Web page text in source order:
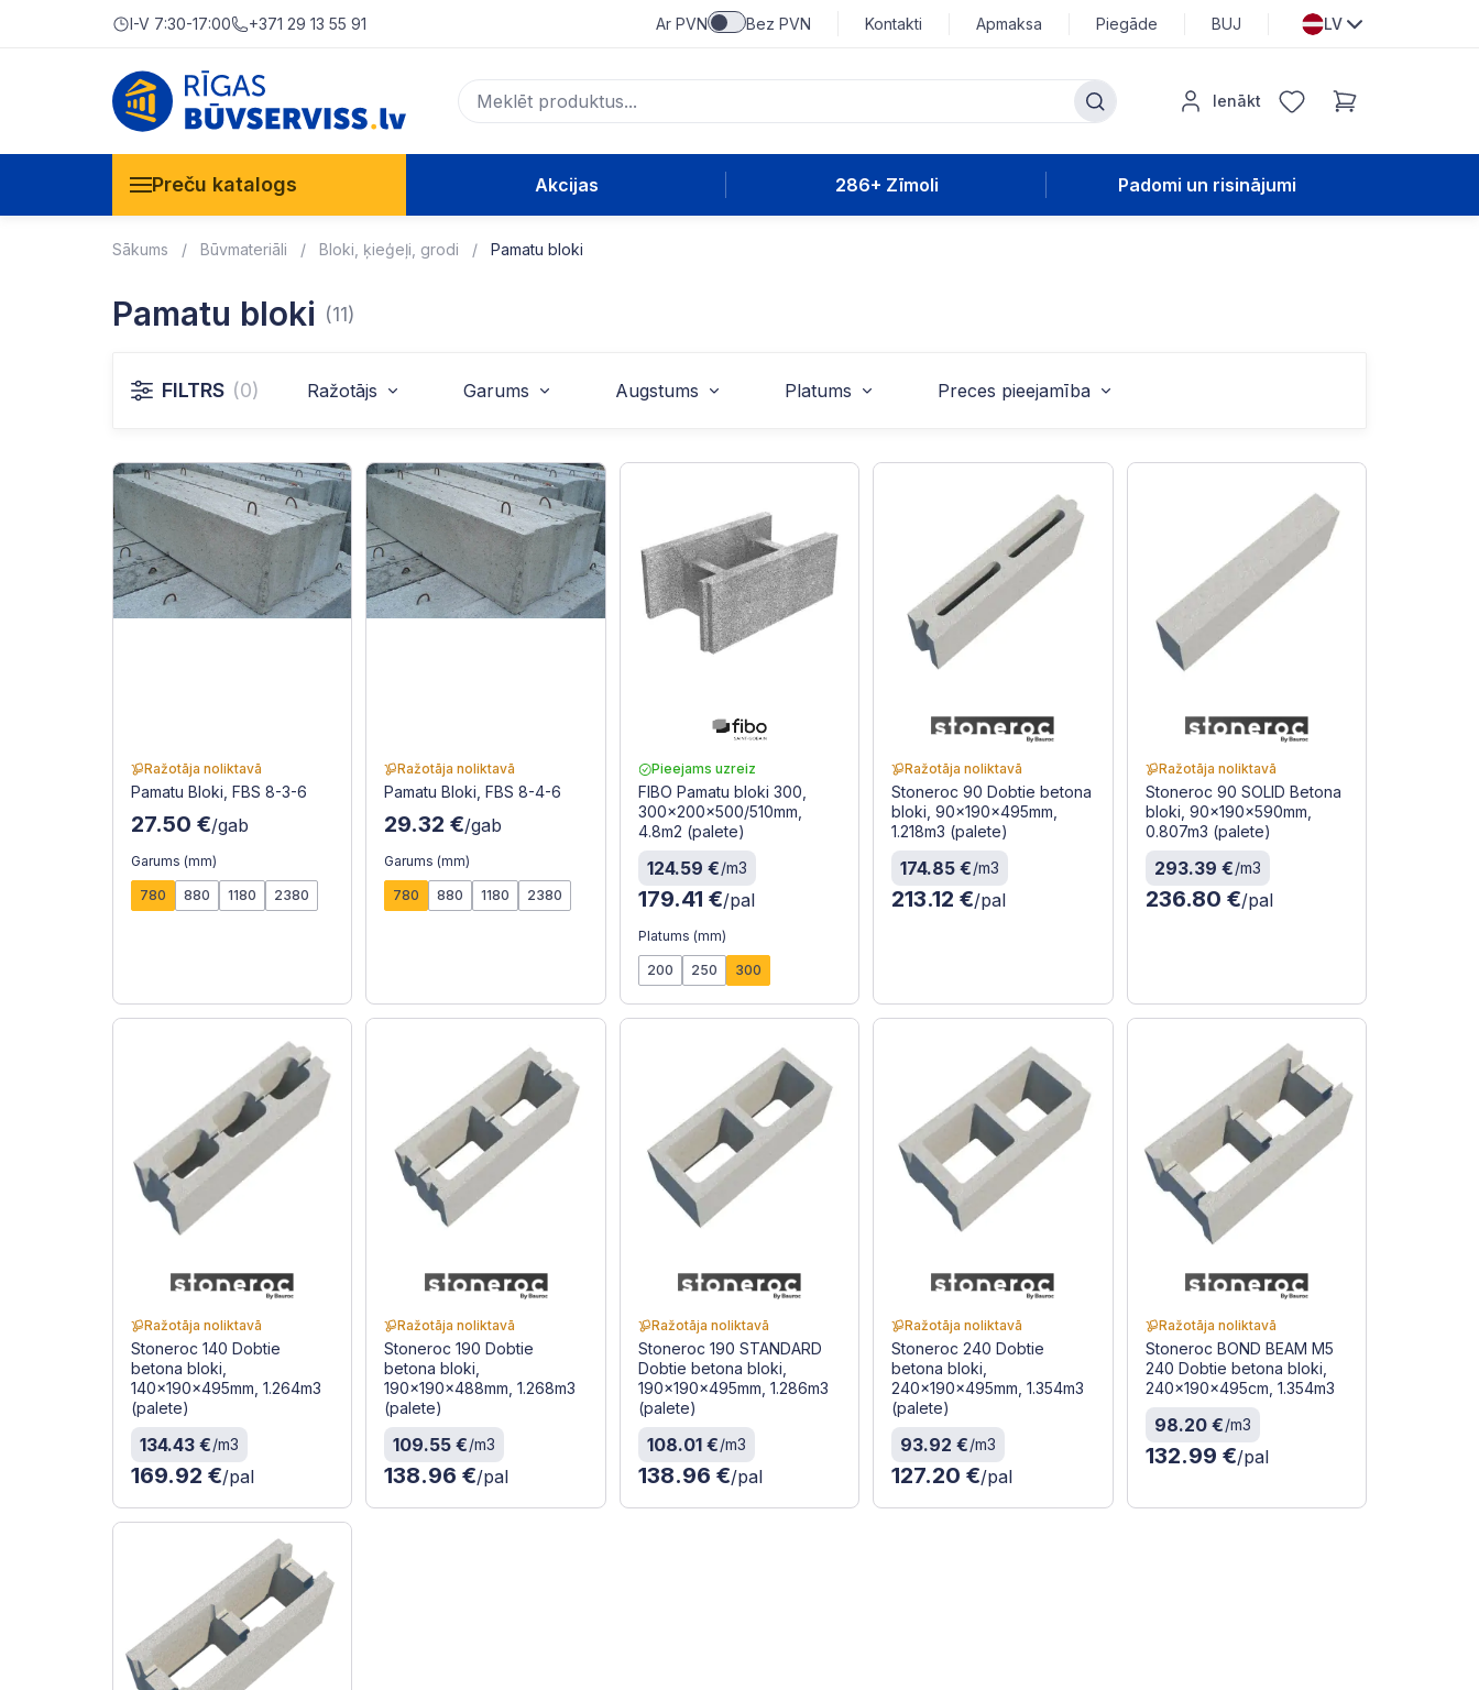
I-V 7:30-17:00 +371 29 13 55 91 Ar PVN Bez PVN Kontakti Apmaksa Piegāde BUJ LV
Ienākt
Preču katalogs Akcijas 286+ Zīmoli Padomi un risinājumi
Sākums Būvmateriāli Bloki, ķieģeļi, grodi Pamatu bloki
Pamatu bloki (11)
FILTRS (0) Ražotājs Garums Augstums Platums Preces pieejamība
Ražotāja noliktavā
Pamatu Bloki, FBS 8-3-6
27.50 €/gab
Garums (mm)
780 880 1180 2380
Ražotāja noliktavā
Pamatu Bloki, FBS 8-4-6
29.32 €/gab
Garums (mm)
780 880 1180 2380
Pieejams uzreiz
FIBO Pamatu bloki 300,
300x200x500/510mm,
4.8m2 (palete)
124.59 €/m3
179.41 €/pal
Platums (mm)
200 250 300
Ražotāja noliktavā
Stoneroc 90 Dobtie betona
bloki, 90x190x495mm,
1.218m3 (palete)
174.85 €/m3
213.12 €/pal
Ražotāja noliktavā
Stoneroc 90 SOLID Betona
bloki, 90x190x590mm,
0.807m3 (palete)
293.39 €/m3
236.80 €/pal
Ražotāja noliktavā
Stoneroc 140 Dobtie
betona bloki,
140x190x495mm, 1.264m3
(palete)
134.43 €/m3
169.92 €/pal
Ražotāja noliktavā
Stoneroc 190 Dobtie
betona bloki,
190x190x488mm, 1.268m3
(palete)
109.55 €/m3
138.96 €/pal
Ražotāja noliktavā
Stoneroc 190 STANDARD
Dobtie betona bloki,
190x190x495mm, 1.286m3
(palete)
108.01 €/m3
138.96 €/pal
Ražotāja noliktavā
Stoneroc 240 Dobtie
betona bloki,
240x190x495mm, 1.354m3
(palete)
93.92 €/m3
127.20 €/pal
Ražotāja noliktavā
Stoneroc BOND BEAM M5
240 Dobtie betona bloki,
240x190x495cm, 1.354m3
98.20 €/m3
132.99 €/pal